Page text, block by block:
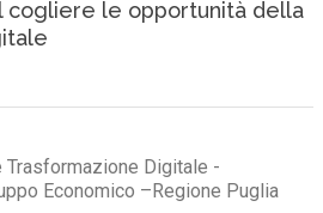
cogliere le opportunità della
Digitale -
Economico –Regione Puglia